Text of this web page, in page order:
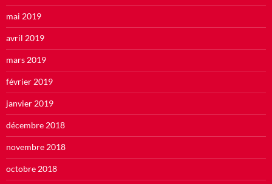
mai 2019
avril 2019
mars 2019
février 2019
janvier 2019
décembre 2018
novembre 2018
octobre 2018